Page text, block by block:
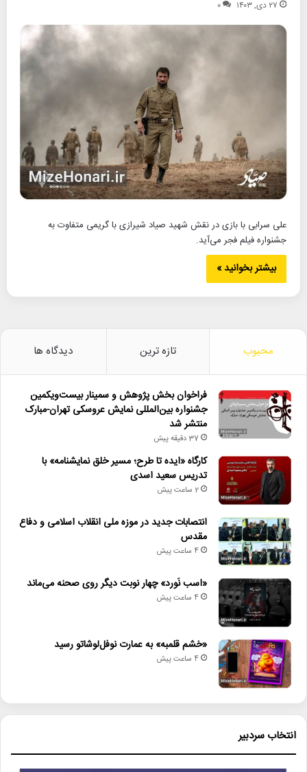
۲۷ دی, ۱۴۰۳ ۰
علی سرابی با بازی در نقش شهید صیاد شیرازی با گریمی متفاوت به
جشنواره فیلم فجر می‌آید.
بیشتر بخوانید »
محبوب تازه ترین دیدگاه ها
فراخوان بخش پژوهش و سمینار بیست‌ویکمین
جشنواره بین‌المللی نمایش عروسکی تهران-مبارک
منتشر شد
37 دقیقه پیش
کارگاه «ایده تا طرح؛ مسیر خلق نمایشنامه» با
تدریس سعید اسدی
2 ساعت پیش
انتصابات جدید در موزه ملی انقلاب اسلامی و دفاع
مقدس
4 ساعت پیش
«اسب نَورد» چهار نوبت دیگر روی صحنه می‌ماند
4 ساعت پیش
«خشم قلمبه» به عمارت نوفل‌لوشاتو رسید
4 ساعت پیش
انتخاب سردبیر